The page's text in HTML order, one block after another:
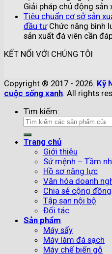
Giải pháp chủ động sản
Tiêu chuẩn cơ sở sản
đầu tư Chức năng bình
sản xuất đá viên cần
KẾT NỐI VỚI CHÚNG TÔI
Copyright ® 2017 - 2026. Kỹ
cuộc sống xanh. All rights
Tìm kiếm:
Trang chủ
Giới thiệu
Sứ mệnh – Tầm
Hồ sơ năng lực
Văn hóa doanh
Chia sẻ cộng đồng
Tập san nội bộ
Đối tác
Sản phẩm
Máy sấy
Máy làm đá sạch
Máy chế biến gỗ